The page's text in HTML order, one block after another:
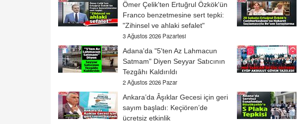
Ömer Çelik'ten Ertuğrul Özkök'ün
Franco benzetmesine sert tepki:
"Zihinsel ve ahlaki sefalet"
3 Ağustos 2026 Pazartesi
Adana'da "5'ten Az Lahmacun
Satmam" Diyen Seyyar Satıcının
Tezgâhı Kaldırıldı
2 Ağustos 2026 Pazar
Ankara’da Âşıklar Gecesi için geri
sayım başladı: Keçiören’de
ücretsiz etkinlik